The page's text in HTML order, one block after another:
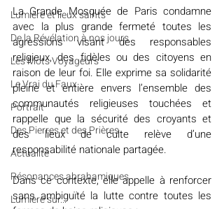
Lumière et lieux saints
De la Révélation à nos jours
Les Mots Voyageurs
Le Vrai du Faux
Portrait
Des Pierres et des Prières
Actualité
Résonances abrahamiques
Lumière sur...
La Grande Mosquée de Paris condamne
avec la plus grande fermeté toutes les
agressions visant des responsables
religieux, des fidèles ou des citoyens en
raison de leur foi. Elle exprime sa solidarité
pleine et entière envers l’ensemble des
communautés religieuses touchées et
rappelle que la sécurité des croyants et
des lieux de culte relève d’une
responsabilité nationale partagée.
Dans ce contexte, elle appelle à renforcer
sans ambiguïté la lutte contre toutes les